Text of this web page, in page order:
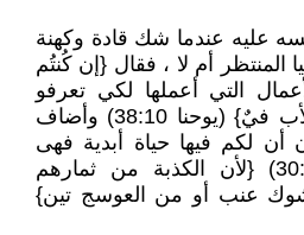
عليه عندما شك قادة وكهنة
المنتظر أم لا ، فقال {إن كُنتُم
التي أعملها لكي تعرفو
وتؤمنوا أني في الاب والأب فيٌ} (يوحنا 38:10) وأضاف
أن لكم فيها حياة أبدية فهى
التي تشهد لي}(يوحنا 30:5) {لأن الكذبة من ثمارهم
عنب أو من العوسج تين}